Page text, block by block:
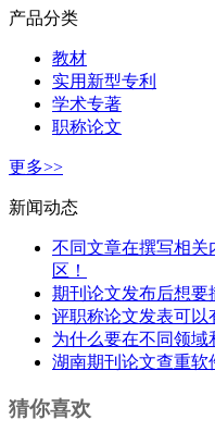
产品分类
教材
实用新型专利
学术专著
职称论文
更多>>
新闻动态
不同文章在撰写相关
区！
期刊论文发布后想要
评职称论文发表可以
为什么要在不同领
湖南期刊论文查重软
猜你喜欢